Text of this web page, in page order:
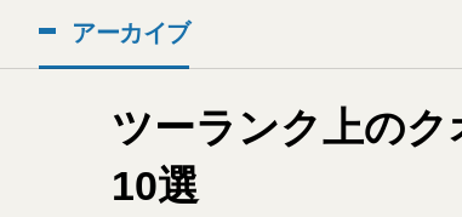
アーカイブ
ツーランク上の
10選